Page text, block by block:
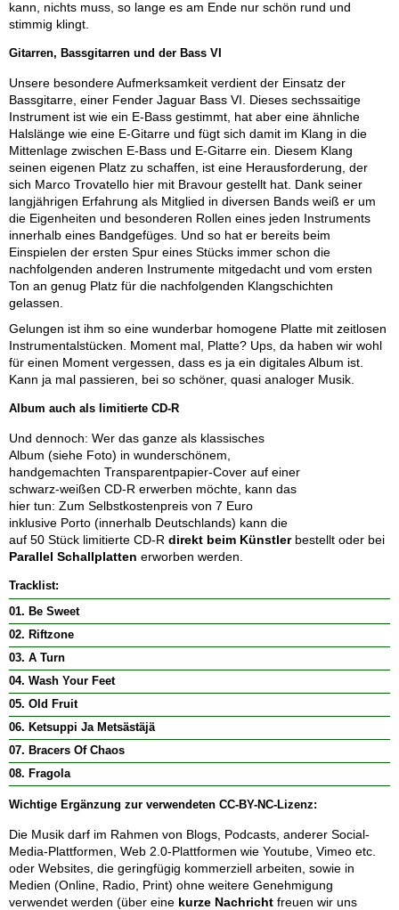
kann, nichts muss, so lange es am Ende nur schön rund und
stimmig klingt.
Gitarren, Bassgitarren und der Bass VI
Unsere besondere Aufmerksamkeit verdient der Einsatz der
Bassgitarre, einer Fender Jaguar Bass VI. Dieses sechssaitige
Instrument ist wie ein E-Bass gestimmt, hat aber eine ähnliche
Halslänge wie eine E-Gitarre und fügt sich damit im Klang in die
Mittenlage zwischen E-Bass und E-Gitarre ein. Diesem Klang
seinen eigenen Platz zu schaffen, ist eine Herausforderung, der
sich Marco Trovatello hier mit Bravour gestellt hat. Dank seiner
langjährigen Erfahrung als Mitglied in diversen Bands weiß er um
die Eigenheiten und besonderen Rollen eines jeden Instruments
innerhalb eines Bandgefüges. Und so hat er bereits beim
Einspielen der ersten Spur eines Stücks immer schon die
nachfolgenden anderen Instrumente mitgedacht und vom ersten
Ton an genug Platz für die nachfolgenden Klangschichten
gelassen.
Gelungen ist ihm so eine wunderbar homogene Platte mit zeitlosen
Instrumentalstücken. Moment mal, Platte? Ups, da haben wir wohl
für einen Moment vergessen, dass es ja ein digitales Album ist.
Kann ja mal passieren, bei so schöner, quasi analoger Musik.
Album auch als limitierte CD-R
Und dennoch: Wer das ganze als klassisches
Album (siehe Foto) in wunderschönem,
handgemachten Transparentpapier-Cover auf einer
schwarz-weißen CD-R erwerben möchte, kann das
hier tun: Zum Selbstkostenpreis von 7 Euro
inklusive Porto (innerhalb Deutschlands) kann die
auf 50 Stück limitierte CD-R direkt beim Künstlerbestellt oder bei
Parallel Schallplatten erworben werden.
Tracklist:
01. Be Sweet
02. Riftzone
03. A Turn
04. Wash Your Feet
05. Old Fruit
06. Ketsuppi Ja Metsästäjä
07. Bracers Of Chaos
08. Fragola
Wichtige Ergänzung zur verwendeten CC-BY-NC-Lizenz:
Die Musik darf im Rahmen von Blogs, Podcasts, anderer Social-
Media-Plattformen, Web 2.0-Plattformen wie Youtube, Vimeo etc.
oder Websites, die geringfügig kommerziell arbeiten, sowie in
Medien (Online, Radio, Print) ohne weitere Genehmigung
verwendet werden (über eine kurze Nachricht freuen wir uns